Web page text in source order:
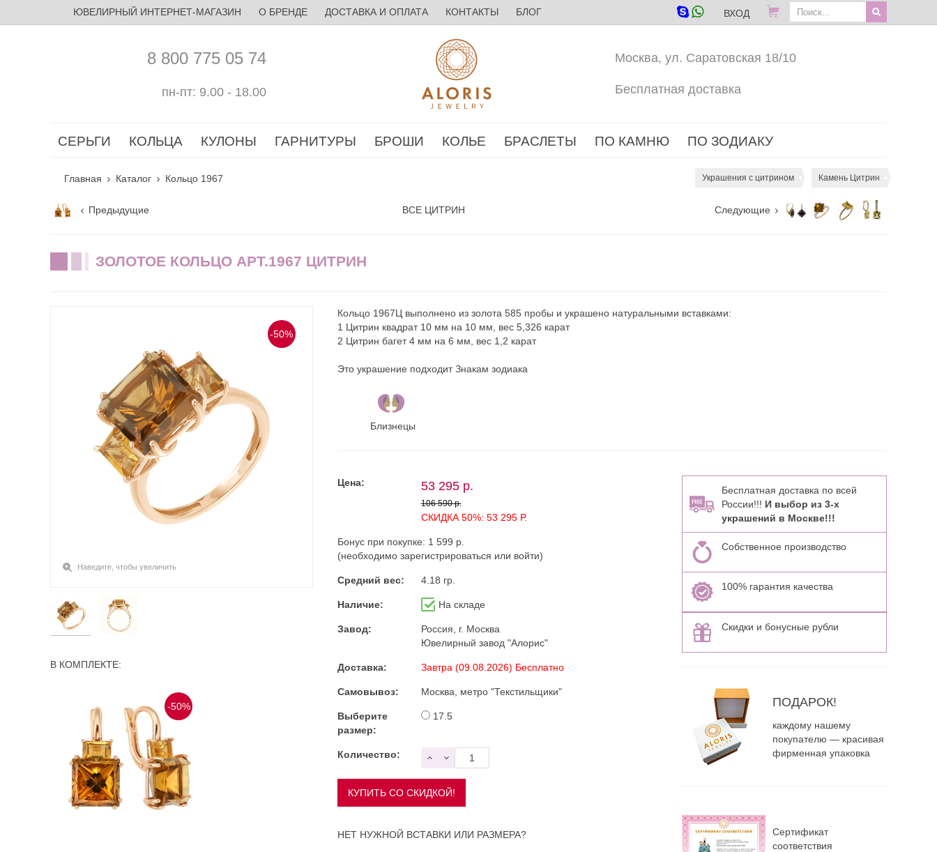
ЮВЕЛИРНЫЙ ИНТЕРНЕТ-МАГАЗИН О БРЕНДЕ ДОСТАВКА И ОПЛАТА КОНТАКТЫ БЛОГ ВХОД
8 800 775 05 74
пн-пт: 9.00 - 18.00
Москва, ул. Саратовская 18/10
Бесплатная доставка
СЕРЬГИ КОЛЬЦА КУЛОНЫ ГАРНИТУРЫ БРОШИ КОЛЬЕ БРАСЛЕТЫ ПО КАМНЮ ПО ЗОДИАКУ
Главная Каталог Кольцо 1967 Украшения с цитрином Камень Цитрин
Предыдущие ВСЕ ЦИТРИН Следующие
ЗОЛОТОЕ КОЛЬЦО АРТ.1967 ЦИТРИН
-50%
Наведите, чтобы увеличить
В КОМПЛЕКТЕ:
-50%
Кольцо 1967Ц выполнено из золота 585 пробы и украшено натуральными вставками:
1 Цитрин квадрат 10 мм на 10 мм, вес 5,326 карат
2 Цитрин багет 4 мм на 6 мм, вес 1,2 карат
Это украшение подходит Знакам зодиака
Близнецы
Цена: 53 295 р.
106 590 р.
СКИДКА 50%: 53 295 Р.
Бонус при покупке: 1 599 р.
(необходимо зарегистрироваться или войти)
Средний вес: 4.18 гр.
Наличие: На складе
Завод:
Россия, г. Москва
Ювелирный завод "Алорис"
Доставка: Завтра (09.08.2026) Бесплатно
Самовывоз: Москва, метро "Текстильщики"
Выберите
размер:
17.5
Количество:
НЕТ НУЖНОЙ ВСТАВКИ ИЛИ РАЗМЕРА?
Бесплатная доставка по всей
России!!! И выбор из 3-х
украшений в Москве!!!
Собственное производство
100% гарантия качества
Скидки и бонусные рубли
ПОДАРОК!
каждому нашему
покупателю — красивая
фирменная упаковка
Сертификат
соответствия